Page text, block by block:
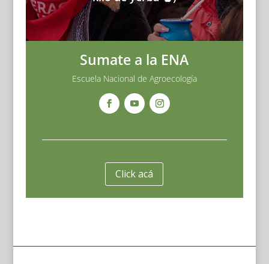
Sumate a la ENA
Escuela Nacional de Agroecología
Click acá